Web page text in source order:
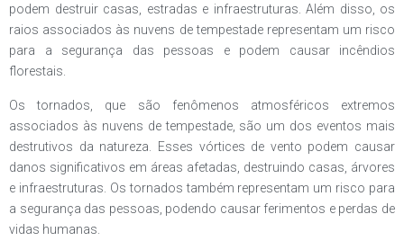
podem destruir casas, estradas e infraestruturas. Além disso, os
raios associados às nuvens de tempestade representam um risco
para a segurança das pessoas e podem causar incêndios
florestais.
Os tornados, que são fenômenos atmosféricos extremos
associados às nuvens de tempestade, são um dos eventos mais
destrutivos da natureza. Esses vórtices de vento podem causar
danos significativos em áreas afetadas, destruindo casas, árvores
e infraestruturas. Os tornados também representam um risco para
a segurança das pessoas, podendo causar ferimentos e perdas de
vidas humanas.